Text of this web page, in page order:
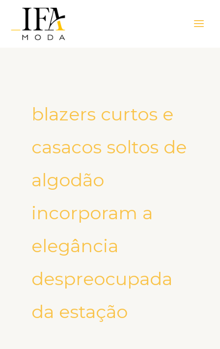
Menu
blazers curtos e
casacos soltos de
algodão
incorporam a
elegância
despreocupada
da estação